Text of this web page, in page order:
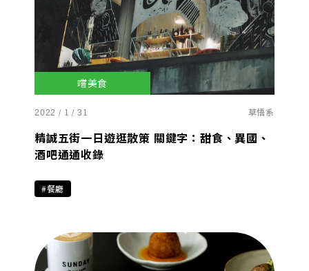
嚐美食
2022 / 1 / 31 草悟系
精誠五街一日遊逛散策 關鍵字：甜食、異國、
酒吧通通收錄
#餐廳